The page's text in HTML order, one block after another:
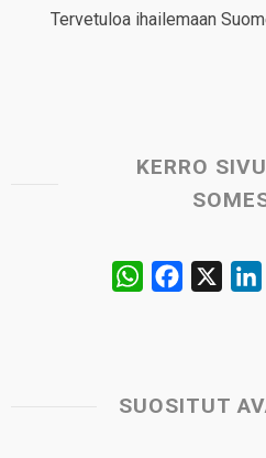
Tervetuloa ihailemaan
KERRO
W
s
b
SUOSITUT